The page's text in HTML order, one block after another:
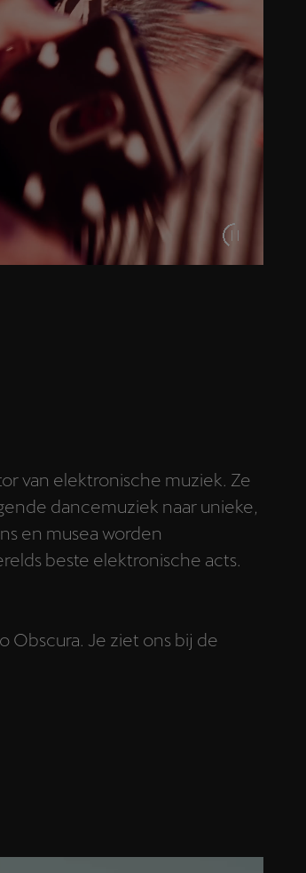
van elektronische muziek. Ze
dancemuziek naar unieke,
en musea worden
beste elektronische acts.
Obscura. Je ziet ons bij de